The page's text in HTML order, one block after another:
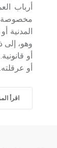
أرباب
مخصوصة،
المدنية
وهو،
أو
أو
اقرأ